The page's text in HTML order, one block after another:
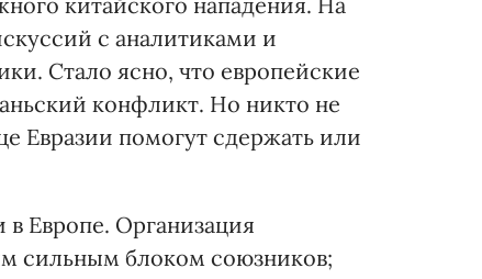
с аналитиками и
Стало ясно, что европейские
конфликт. Но никто не
Евразии помогут сдержать или
Европе. Организация
сильным блоком союзников;